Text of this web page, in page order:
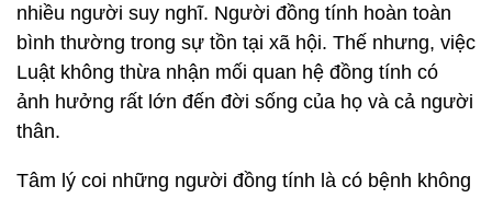
nhiều người suy nghĩ. Người đồng tính hoàn toàn
bình thường trong sự tồn tại xã hội. Thế nhưng, việc
Luật không thừa nhận mối quan hệ đồng tính có
ảnh hưởng rất lớn đến đời sống của họ và cả người
thân.
Tâm lý coi những người đồng tính là có bệnh không